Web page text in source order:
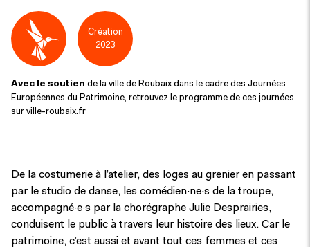
Création
2023
Avec le soutien de la ville de Roubaix dans le cadre des Journées
Européennes du Patrimoine, retrouvez le programme de ces journées
sur ville-roubaix.fr
De la costumerie à l’atelier, des loges au grenier en passant
par le studio de danse, les comédien·ne·s de la troupe,
accompagné·e·s par la chorégraphe Julie Desprairies,
conduisent le public à travers leur histoire des lieux. Car le
patrimoine, c’est aussi et avant tout ces femmes et ces